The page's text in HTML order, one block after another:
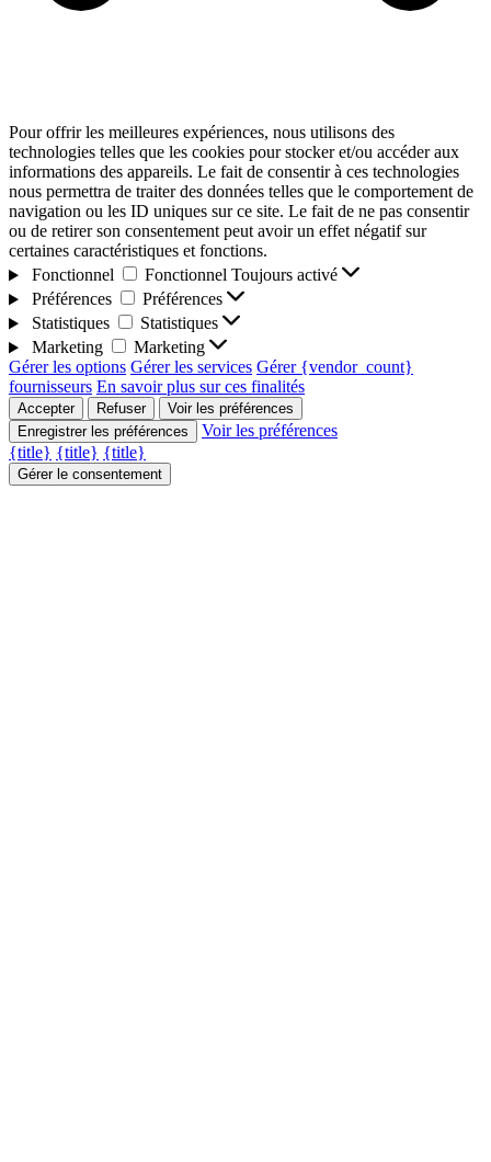
Pour offrir les meilleures expériences, nous utilisons des
technologies telles que les cookies pour stocker et/ou accéder aux
informations des appareils. Le fait de consentir à ces technologies
nous permettra de traiter des données telles que le comportement de
navigation ou les ID uniques sur ce site. Le fait de ne pas consentir
ou de retirer son consentement peut avoir un effet négatif sur
certaines caractéristiques et fonctions.
Fonctionnel
Fonctionnel Toujours activé
Préférences
Préférences
Statistiques
Statistiques
Marketing
Marketing
Gérer les options Gérer les services Gérer {vendor_count}
fournisseurs En savoir plus sur ces finalités
Accepter Refuser
Voir les préférences
Enregistrer les préférences
Voir les préférences
{title} {title} {title}
Gérer le consentement